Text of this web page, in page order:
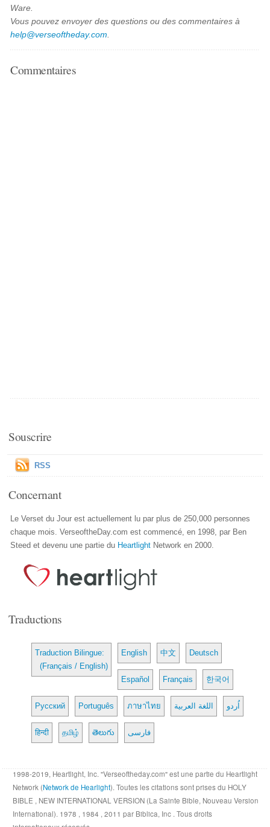
Ware.
Vous pouvez envoyer des questions ou des commentaires à
help@verseoftheday.com
Commentaires
Souscrire
RSS
Concernant
Le Verset du Jour est actuellement lu par plus de 250,000 personnes
chaque mois. VerseoftheDay.com est commencé, en 1998, par Ben
Steed et devenu une partie du Heartlight Network en 2000.
Traductions
Traduction Bilingue:
(Français / English)
English 中文 Deutsch
Español Français 한국어
Русский Português ภาษาไทย اللغة العربية اُردو
हिन्दी தமிழ் తెలుగు فارسی
1998-2019, Heartlight, Inc. "Verseoftheday.com" est une partie du Heartlight
Network (Network de Hearlight). Toutes les citations sont prises du HOLY
BIBLE , NEW INTERNATIONAL VERSION (La Sainte Bible, Nouveau Version
International). 1978 , 1984 , 2011 par Biblica, Inc . Tous droits